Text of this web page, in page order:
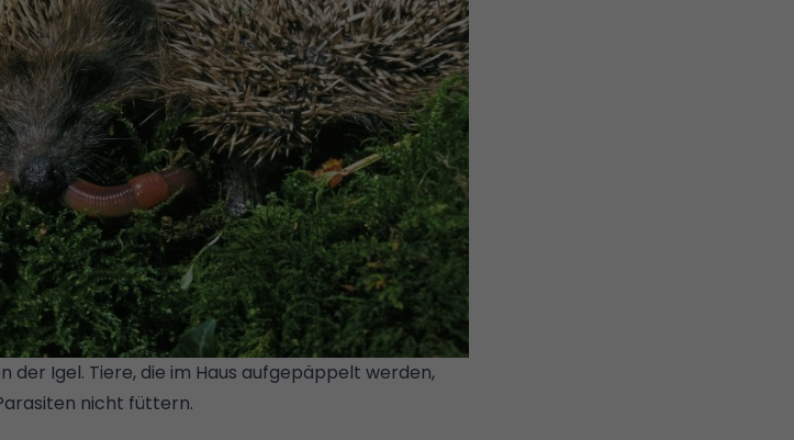
der Igel. Tiere, die im Haus aufgepäppelt werden,
nicht füttern.